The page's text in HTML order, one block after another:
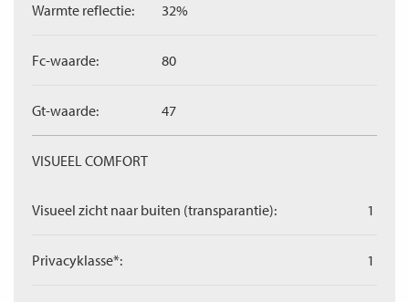
Warmte reflectie: 32%
Fc-waarde: 80
Gt-waarde: 47
VISUEEL COMFORT
Visueel zicht naar buiten (transparantie): 1
Privacyklasse*: 1